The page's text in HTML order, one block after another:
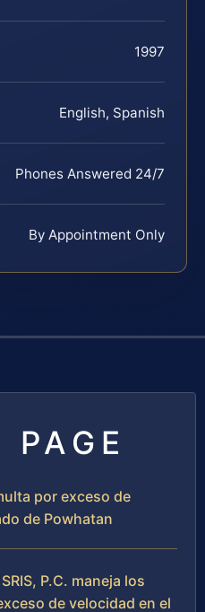
1997
English, Spanish
Phones Answered 24/7
By Appointment Only
por exceso de
de Powhatan
P.C. maneja los
de velocidad en el